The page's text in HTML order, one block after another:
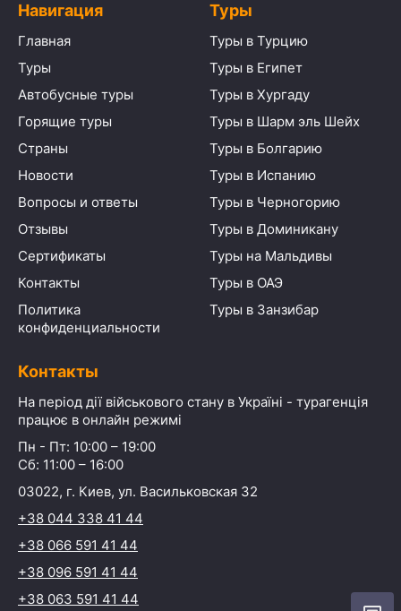
Навигация
Главная
Туры
Автобусные туры
Горящие туры
Страны
Новости
Вопросы и ответы
Отзывы
Сертификаты
Контакты
Политика
конфиденциальности
Туры
Туры в Турцию
Туры в Египет
Туры в Хургаду
Туры в Шарм эль Шейх
Туры в Болгарию
Туры в Испанию
Туры в Черногорию
Туры в Доминикану
Туры на Мальдивы
Туры в ОАЭ
Туры в Занзибар
Контакты
На період дії військового стану в Україні - турагенція
працює в онлайн режимі
Пн - Пт: 10:00 – 19:00
Сб: 11:00 – 16:00
03022, г. Киев, ул. Васильковская 32
+38 044 338 41 44
+38 066 591 41 44
+38 096 591 41 44
+38 063 591 41 44